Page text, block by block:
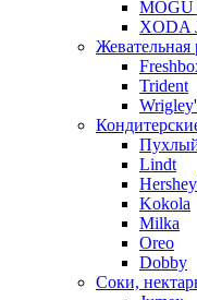
XODA
Жевательная
Trident
Lindt
Kokola
Milka
Oreo
Dobby
Соки,